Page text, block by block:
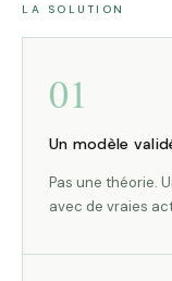
LA SOLUTION
01
Un modèle
Pas une théorie.
avec de vraies